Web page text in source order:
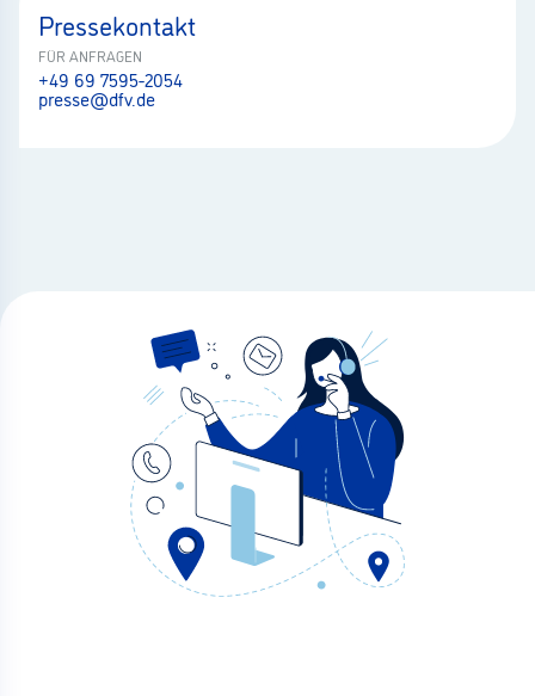
Pressekontakt
FÜR ANFRAGEN
+49 69 7595-2054
presse@dfv.de